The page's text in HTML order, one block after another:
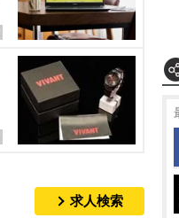
求人検索